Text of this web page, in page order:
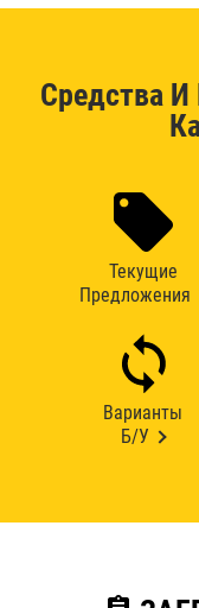
Средства
Текущие
Предложения
Варианты
Б/У